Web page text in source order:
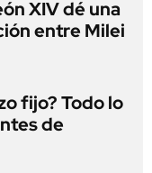
XIV dé una
entre Milei
fijo? Todo lo
de